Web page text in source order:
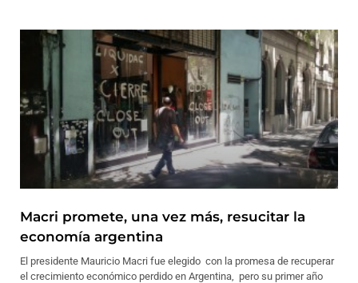
Macri promete, una vez más, resucitar la
economía argentina
El presidente Mauricio Macri fue elegido con la promesa de recuperar
el crecimiento económico perdido en Argentina, pero su primer año